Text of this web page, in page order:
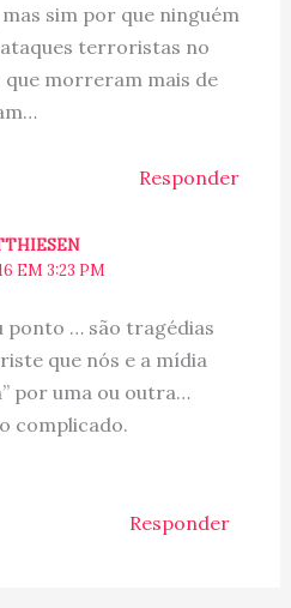
sim por que ninguém
terroristas no
que morreram mais de
Responder
EM 3:23 PM
ponto … são tragédias
que nós e a mídia
por uma ou outra…
complicado.
Responder